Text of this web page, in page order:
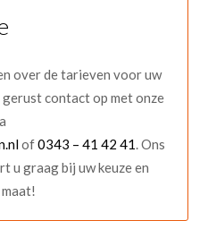
over de tarieven voor uw
contact op met onze
of0343 – 41 42 41. Ons
u graag bij uw keuze en